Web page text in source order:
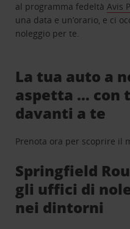
al programma fedeltàAvis
una data e un’orario, e ci
noleggio per te.
La tua auto a
aspetta … con
davanti a te
Prenota ora per scoprire il
Springfield
gli uffici di
nei dintorni